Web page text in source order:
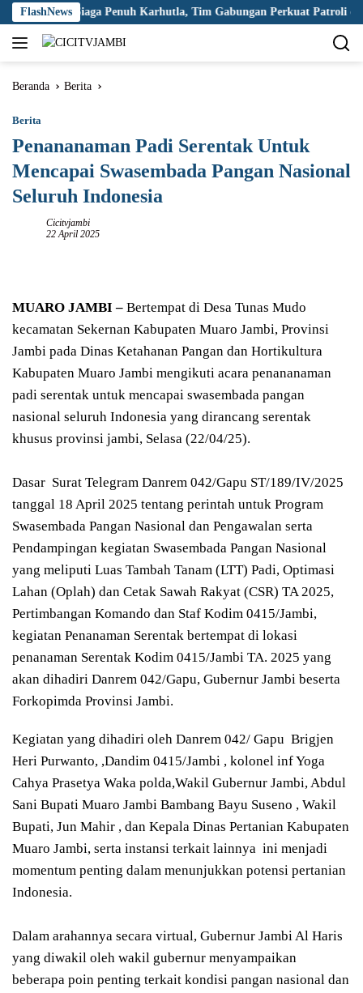
Langsung
ke
konten
FlashNews
Jambi Siaga Penuh Karhutla, Tim Gabungan Perkuat Patroli dan
Beranda Berita
Berita
Penananaman Padi Serentak Untuk
Mencapai Swasembada Pangan Nasional
Seluruh Indonesia
Cicitvjambi
22 April 2025
MUARO JAMBI – Bertempat di Desa Tunas Mudo
kecamatan Sekernan Kabupaten Muaro Jambi, Provinsi
Jambi pada Dinas Ketahanan Pangan dan Hortikultura
Kabupaten Muaro Jambi mengikuti acara penananaman
padi serentak untuk mencapai swasembada pangan
nasional seluruh Indonesia yang dirancang serentak
khusus provinsi jambi, Selasa (22/04/25).
Dasar Surat Telegram Danrem 042/Gapu ST/189/IV/2025
tanggal 18 April 2025 tentang perintah untuk Program
Swasembada Pangan Nasional dan Pengawalan serta
Pendampingan kegiatan Swasembada Pangan Nasional
yang meliputi Luas Tambah Tanam (LTT) Padi, Optimasi
Lahan (Oplah) dan Cetak Sawah Rakyat (CSR) TA 2025,
Pertimbangan Komando dan Staf Kodim 0415/Jambi,
kegiatan Penanaman Serentak bertempat di lokasi
penanaman Serentak Kodim 0415/Jambi TA. 2025 yang
akan dihadiri Danrem 042/Gapu, Gubernur Jambi beserta
Forkopimda Provinsi Jambi.
Kegiatan yang dihadiri oleh Danrem 042/ Gapu Brigjen
Heri Purwanto, ,Dandim 0415/Jambi , kolonel inf Yoga
Cahya Prasetya Waka polda,Wakil Gubernur Jambi, Abdul
Sani Bupati Muaro Jambi Bambang Bayu Suseno , Wakil
Bupati, Jun Mahir , dan Kepala Dinas Pertanian Kabupaten
Muaro Jambi, serta instansi terkait lainnya ini menjadi
momentum penting dalam menunjukkan potensi pertanian
Indonesia.
Dalam arahannya secara virtual, Gubernur Jambi Al Haris
yang diwakil oleh wakil gubernur menyampaikan
beberapa poin penting terkait kondisi pangan nasional dan